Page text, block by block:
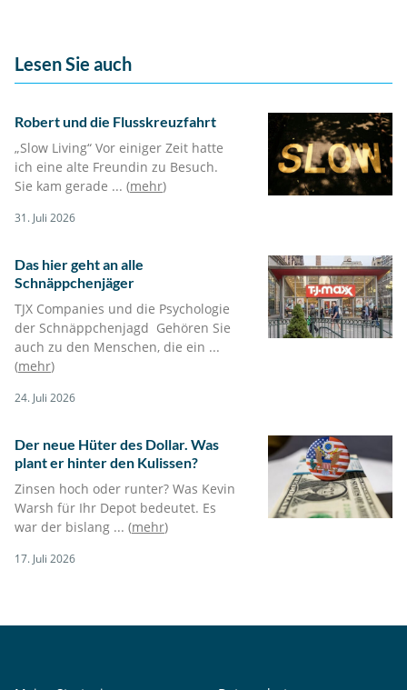
Lesen Sie auch
Robert und die Flusskreuzfahrt
„Slow Living“ Vor einiger Zeit hatte
ich eine alte Freundin zu Besuch.
Sie kam gerade ... (mehr)
31. Juli 2026
Das hier geht an alle
Schnäppchenjäger
TJX Companies und die Psychologie
der Schnäppchenjagd Gehören Sie
auch zu den Menschen, die ein ...
(mehr)
24. Juli 2026
Der neue Hüter des Dollar. Was
plant er hinter den Kulissen?
Zinsen hoch oder runter? Was Kevin
Warsh für Ihr Depot bedeutet. Es
war der bislang ... (mehr)
17. Juli 2026